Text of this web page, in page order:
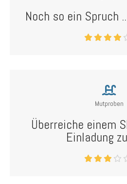
Noch so ein Spruch
Mutproben
Überreiche einem
Einladung